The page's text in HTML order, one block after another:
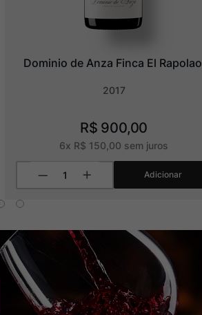
Dominio de Anza Finca El Rapolao
2017
R$ 900,00
6x R$ 150 00 sem juros
Adicionar